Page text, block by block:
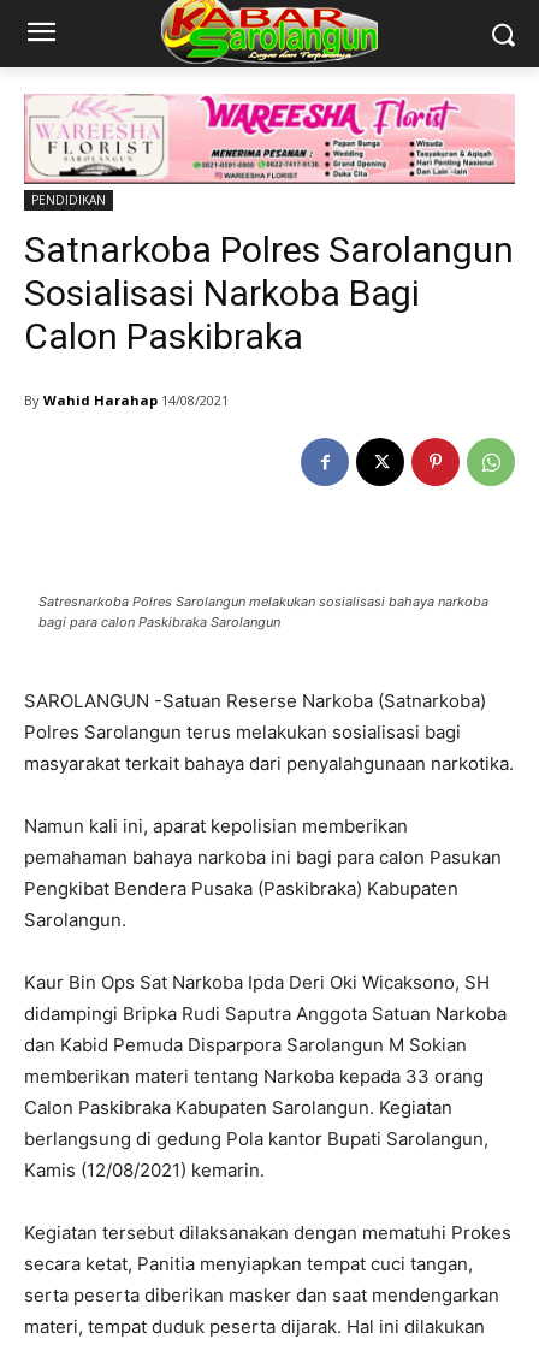
PENDIDIKAN
Satnarkoba Polres Sarolangun
Sosialisasi Narkoba Bagi
Calon Paskibraka
By Wahid Harahap 14/08/2021
Satresnarkoba Polres Sarolangun melakukan sosialisasi bahaya narkoba
bagi para calon Paskibraka Sarolangun
SAROLANGUN -Satuan Reserse Narkoba (Satnarkoba)
Polres Sarolangun terus melakukan sosialisasi bagi
masyarakat terkait bahaya dari penyalahgunaan narkotika.
Namun kali ini, aparat kepolisian memberikan
pemahaman bahaya narkoba ini bagi para calon Pasukan
Pengkibat Bendera Pusaka (Paskibraka) Kabupaten
Sarolangun.
Kaur Bin Ops Sat Narkoba Ipda Deri Oki Wicaksono, SH
didampingi Bripka Rudi Saputra Anggota Satuan Narkoba
dan Kabid Pemuda Disparpora Sarolangun M Sokian
memberikan materi tentang Narkoba kepada 33 orang
Calon Paskibraka Kabupaten Sarolangun. Kegiatan
berlangsung di gedung Pola kantor Bupati Sarolangun,
Kamis (12/08/2021) kemarin.
Kegiatan tersebut dilaksanakan dengan mematuhi Prokes
secara ketat, Panitia menyiapkan tempat cuci tangan,
serta peserta diberikan masker dan saat mendengarkan
materi, tempat duduk peserta dijarak. Hal ini dilakukan